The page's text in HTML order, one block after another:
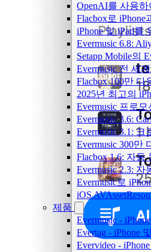
OpenAI를 사용
Flacbox로
iPhone 및 iPad를
Evermusic 6.8:
Setapp Mobile의
Evermusic 전 세
Flacbox 100만 다
2025년 최고의
Evermusic 프로
Evermusic 3.6:
Evermusic 3.1:
Evermusic 300만
Flacbox 1.6: 자동
Evermusic 2.3:
Evermusic로
iOS
제품
Evermusic -
Evertag - iPhone
Evervideo -